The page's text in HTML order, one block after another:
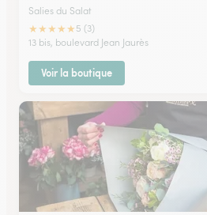
Salies du Salat
★★★★★ 5 (3)
13 bis, boulevard Jean Jaurès
Voir la boutique